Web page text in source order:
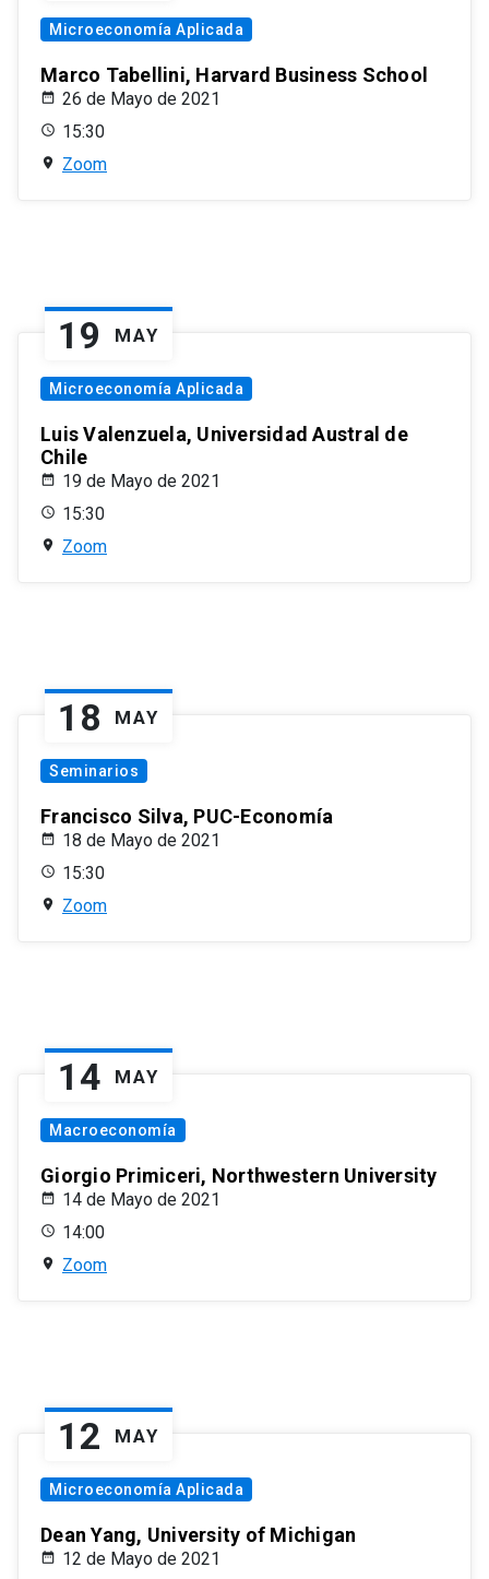
Microeconomía Aplicada
Marco Tabellini, Harvard Business School
26 de Mayo de 2021
15:30
Zoom
19 MAY
Microeconomía Aplicada
Luis Valenzuela, Universidad Austral de
Chile
19 de Mayo de 2021
15:30
Zoom
18 MAY
Seminarios
Francisco Silva, PUC-Economía
18 de Mayo de 2021
15:30
Zoom
14 MAY
Macroeconomía
Giorgio Primiceri, Northwestern University
14 de Mayo de 2021
14:00
Zoom
12 MAY
Microeconomía Aplicada
Dean Yang, University of Michigan
12 de Mayo de 2021